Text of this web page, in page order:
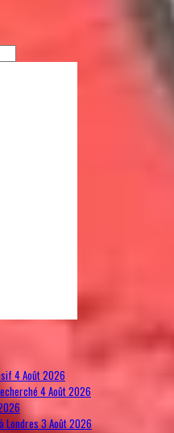
4 Août 2026
4 Août 2026
Londres3 Août 2026